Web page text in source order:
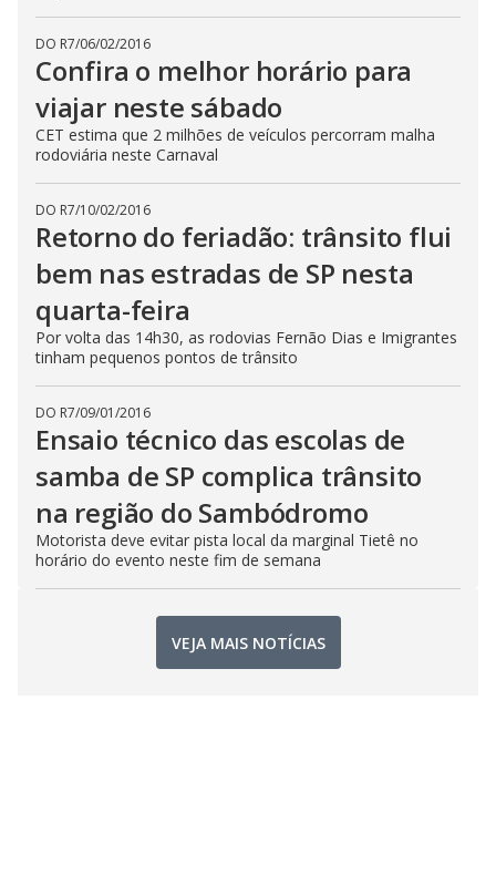
DO R7/06/02/2016
Confira o melhor horário para
viajar neste sábado
CET estima que 2 milhões de veículos percorram malha
rodoviária neste Carnaval
DO R7/10/02/2016
Retorno do feriadão: trânsito flui
bem nas estradas de SP nesta
quarta-feira
Por volta das 14h30, as rodovias Fernão Dias e Imigrantes
tinham pequenos pontos de trânsito
DO R7/09/01/2016
Ensaio técnico das escolas de
samba de SP complica trânsito
na região do Sambódromo
Motorista deve evitar pista local da marginal Tietê no
horário do evento neste fim de semana
VEJA MAIS NOTÍCIAS